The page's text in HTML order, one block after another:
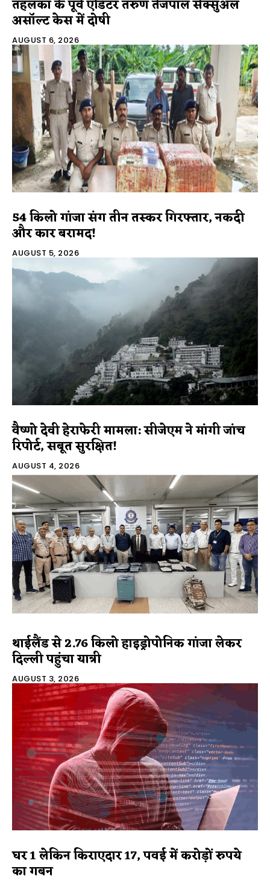
तहलका के पूर्व एडिटर तरुण तेजपाल सेक्सुअल
असॉल्ट केस में दोषी
AUGUST 6, 2026
54 किलो गांजा संग तीन तस्कर गिरफ्तार, नकदी
और कार बरामद!
AUGUST 5, 2026
वैष्णो देवी हेराफेरी मामला: सीजेएम ने मांगी जांच
रिपोर्ट, सबूत सुरक्षित!
AUGUST 4, 2026
थाईलैंड से 2.76 किलो हाइड्रोपोनिक गांजा लेकर
दिल्ली पहुंचा यात्री
AUGUST 3, 2026
घर 1 लेकिन किराएदार 17, पवई में करोड़ों रुपये
का गबन